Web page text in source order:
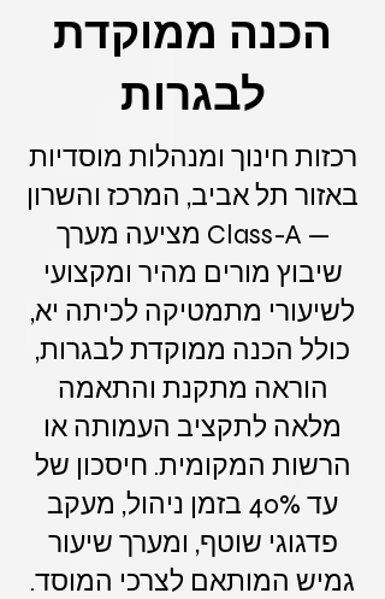
הכנה ממוקדת
לבגרות
רכזות חינוך ומנהלות מוסדיות
באזור תל אביב, המרכז והשרון
— Class-A מציעה מערך
שיבוץ מורים מהיר ומקצועי
לשיעורי מתמטיקה לכיתה יא,
כולל הכנה ממוקדת לבגרות,
הוראה מתקנת והתאמה
מלאה לתקציב העמותה או
הרשות המקומית. חיסכון של
עד 40% בזמן ניהול, מעקב
פדגוגי שוטף, ומערך שיעור
גמיש המותאם לצרכי המוסד.